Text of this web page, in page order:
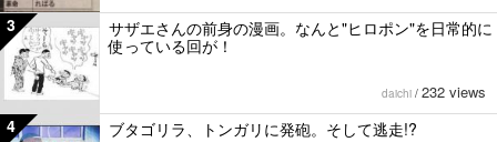
3
サザエさんの前身の漫画。なんと"ヒロポン"を日常的に
使っている回が！
daichi / 232 views
4 ブタゴリラ、トンガリに発砲。そして逃走!?